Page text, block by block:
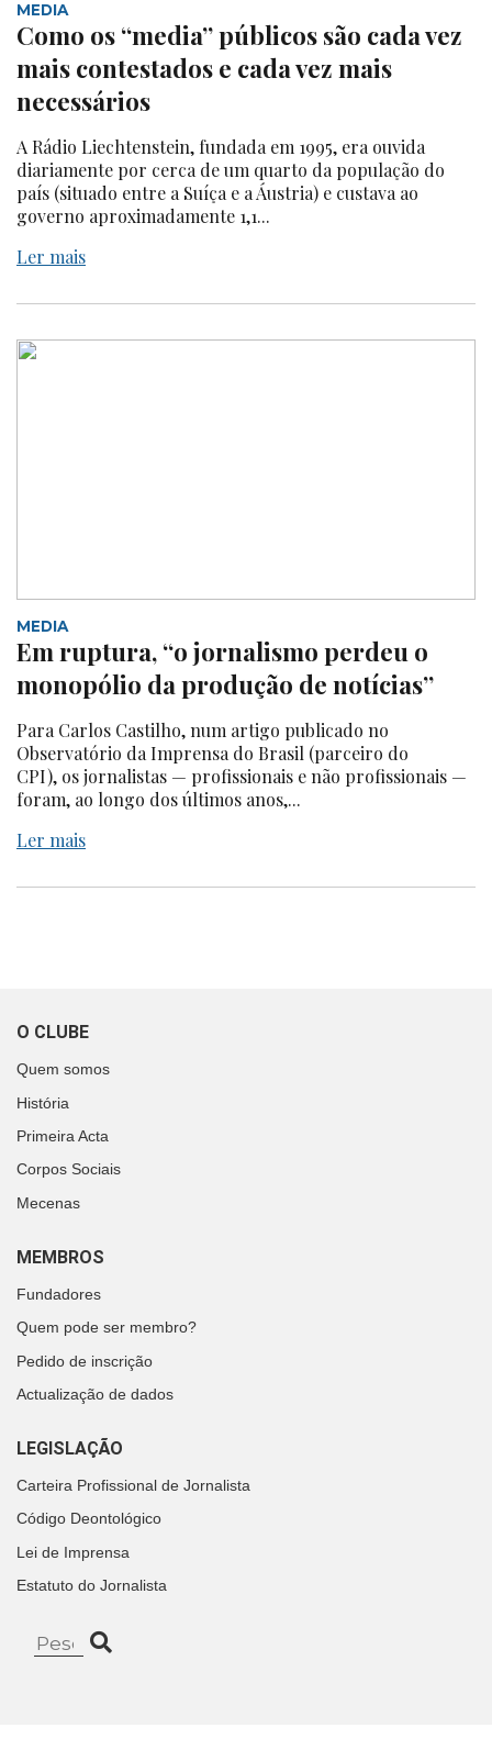
MEDIA
Como os “media” públicos são cada vez
mais contestados e cada vez mais
necessários
A Rádio Liechtenstein, fundada em 1995, era ouvida
diariamente por cerca de um quarto da população do
país (situado entre a Suíça e a Áustria) e custava ao
governo aproximadamente 1,1...
Ler mais
MEDIA
Em ruptura, “o jornalismo perdeu o
monopólio da produção de notícias”
Para Carlos Castilho, num artigo publicado no
Observatório da Imprensa do Brasil (parceiro do
CPI), os jornalistas — profissionais e não profissionais —
foram, ao longo dos últimos anos,...
Ler mais
O CLUBE
Quem somos
História
Primeira Acta
Corpos Sociais
Mecenas
MEMBROS
Fundadores
Quem pode ser membro?
Pedido de inscrição
Actualização de dados
LEGISLAÇÃO
Carteira Profissional de Jornalista
Código Deontológico
Lei de Imprensa
Estatuto do Jornalista